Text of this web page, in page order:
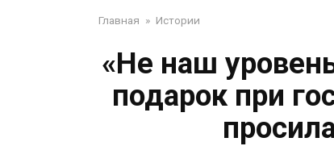
Главная » Истории
«Не наш
подарок при